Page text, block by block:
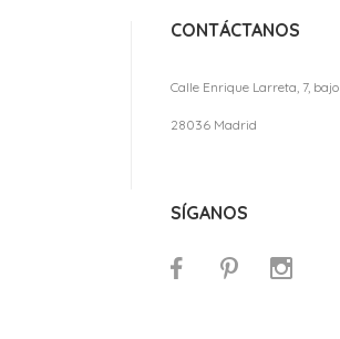
CONTÁCTANOS
Calle Enrique Larreta, 7, bajo
28036 Madrid
SÍGANOS